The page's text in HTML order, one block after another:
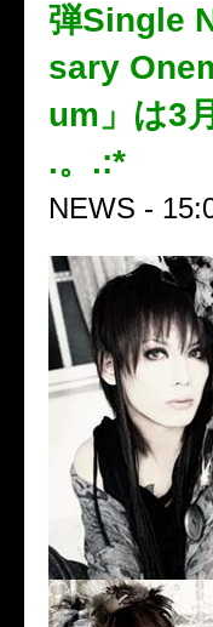
弾Single
sary
um」は3
.。.:*
NEWS -